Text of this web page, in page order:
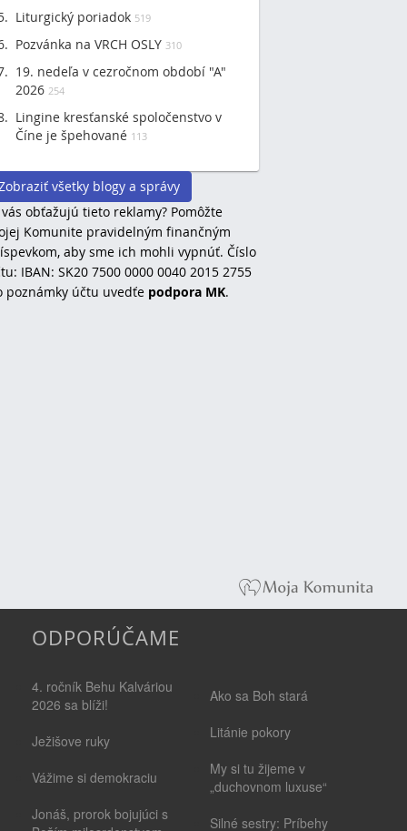
Liturgický poriadok 519
Pozvánka na VRCH OSLY 310
19. nedeľa v cezročnom období "A"
2026 254
Lingine kresťanské spoločenstvo v
Číne je špehované 113
všetky blogy a správy
obťažujú tieto reklamy? Pomôžte
Komunite pravidelným finančným
aby sme ich mohli vypnúť. Číslo
IBAN: SK20 7500 0000 0040 2015 2755
poznámky účtu uvedťe podpora MK.
ODPORÚČAME
4. ročník Behu Kalváriou
2026 sa blíži!
Ježišove ruky
Vážime si demokraciu
Jonáš, prorok bojujúci s
Ako sa Boh stará
Litánie pokory
My si tu žijeme v
„duchovnom luxuse“
Silné sestry: Príbehy